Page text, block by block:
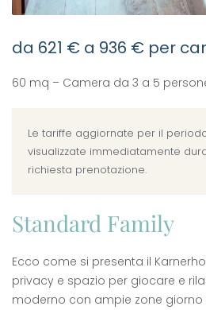
da 621 € a 936 € per
60 mq – Camera da 3 a 5
Le tariffe aggiornate per il
visualizzate immediatamente
richiesta prenotazione.
Standard Family
Ecco come si presenta il
privacy e spazio per giocare e
moderno con ampie zone